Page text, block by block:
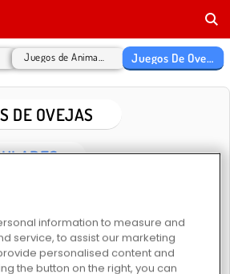
Juegos De Ovejas
DE OVEJAS
information to measure and
service, to assist our marketing
personalised content and
the button on the right, you can